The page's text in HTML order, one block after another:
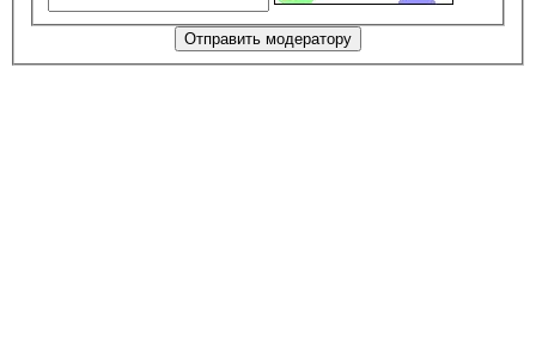
Отправить модератору